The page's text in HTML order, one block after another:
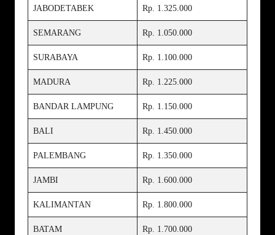
JABODETABEK Rp. 1.325.000
SEMARANG Rp. 1.050.000
SURABAYA Rp. 1.100.000
MADURA Rp. 1.225.000
BANDAR LAMPUNG Rp. 1.150.000
BALI Rp. 1.450.000
PALEMBANG Rp. 1.350.000
JAMBI Rp. 1.600.000
KALIMANTAN Rp. 1.800.000
BATAM Rp. 1.700.000